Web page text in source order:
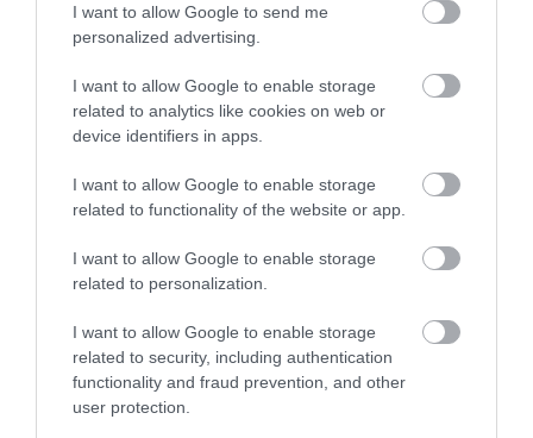
I want to allow Google to send me
personalized advertising.
I want to allow Google to enable storage
related to analytics like cookies on web or
device identifiers in apps.
I want to allow Google to enable storage
related to functionality of the website or app.
I want to allow Google to enable storage
related to personalization.
I want to allow Google to enable storage
related to security, including authentication
functionality and fraud prevention, and other
user protection.
06.08.2026 21:06
Μπορούμε να ζήσουμε 194 χρόνια; – Ρώσοι
επιστήμονες εξετάζουν τα θεωρητικά όρια